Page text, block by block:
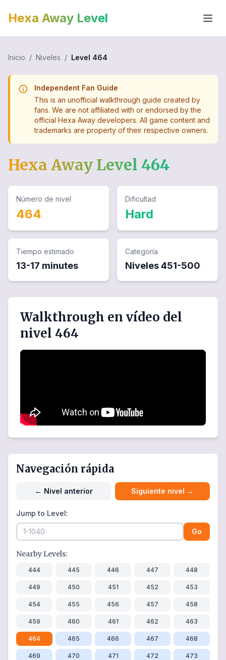
Hexa Away Level
Inicio / Niveles / Level 464
Independent Fan Guide
This is an unofficial walkthrough guide created by
fans. We are not affiliated with or endorsed by the
official Hexa Away developers. All game content and
trademarks are property of their respective owners.
Hexa Away Level 464
Número de nivel
464
Dificultad
Hard
Tiempo estimado
13-17 minutes
Categoría
Niveles451-500
Walkthrough en vídeo del
nivel 464
Navegación rápida
← Nivel anterior Siguiente nivel →
Jump to Level:
Go
Nearby Levels:
444 445 446 447 448
449 450 451 452 453
454 455 456 457 458
459 460 461 462 463
464 465 466 467 468
469 470 471 472 473